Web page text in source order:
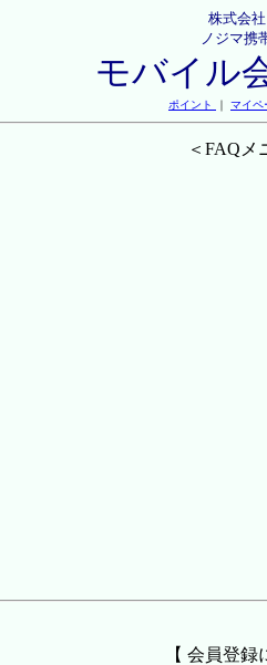
株式会
ノジマ携
モバイル
ポイント ｜ マイペ
＜FAQメ
【 会員登録